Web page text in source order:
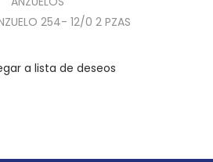
254- 12/0 2 PZAS
a lista de deseos